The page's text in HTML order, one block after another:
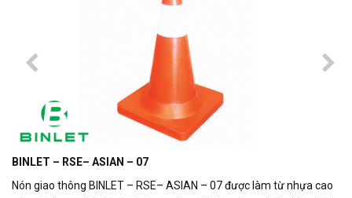
BINLET – RSE– ASIAN – 07
Nón giao thông BINLET – RSE– ASIAN – 07 được làm từ nhựa cao